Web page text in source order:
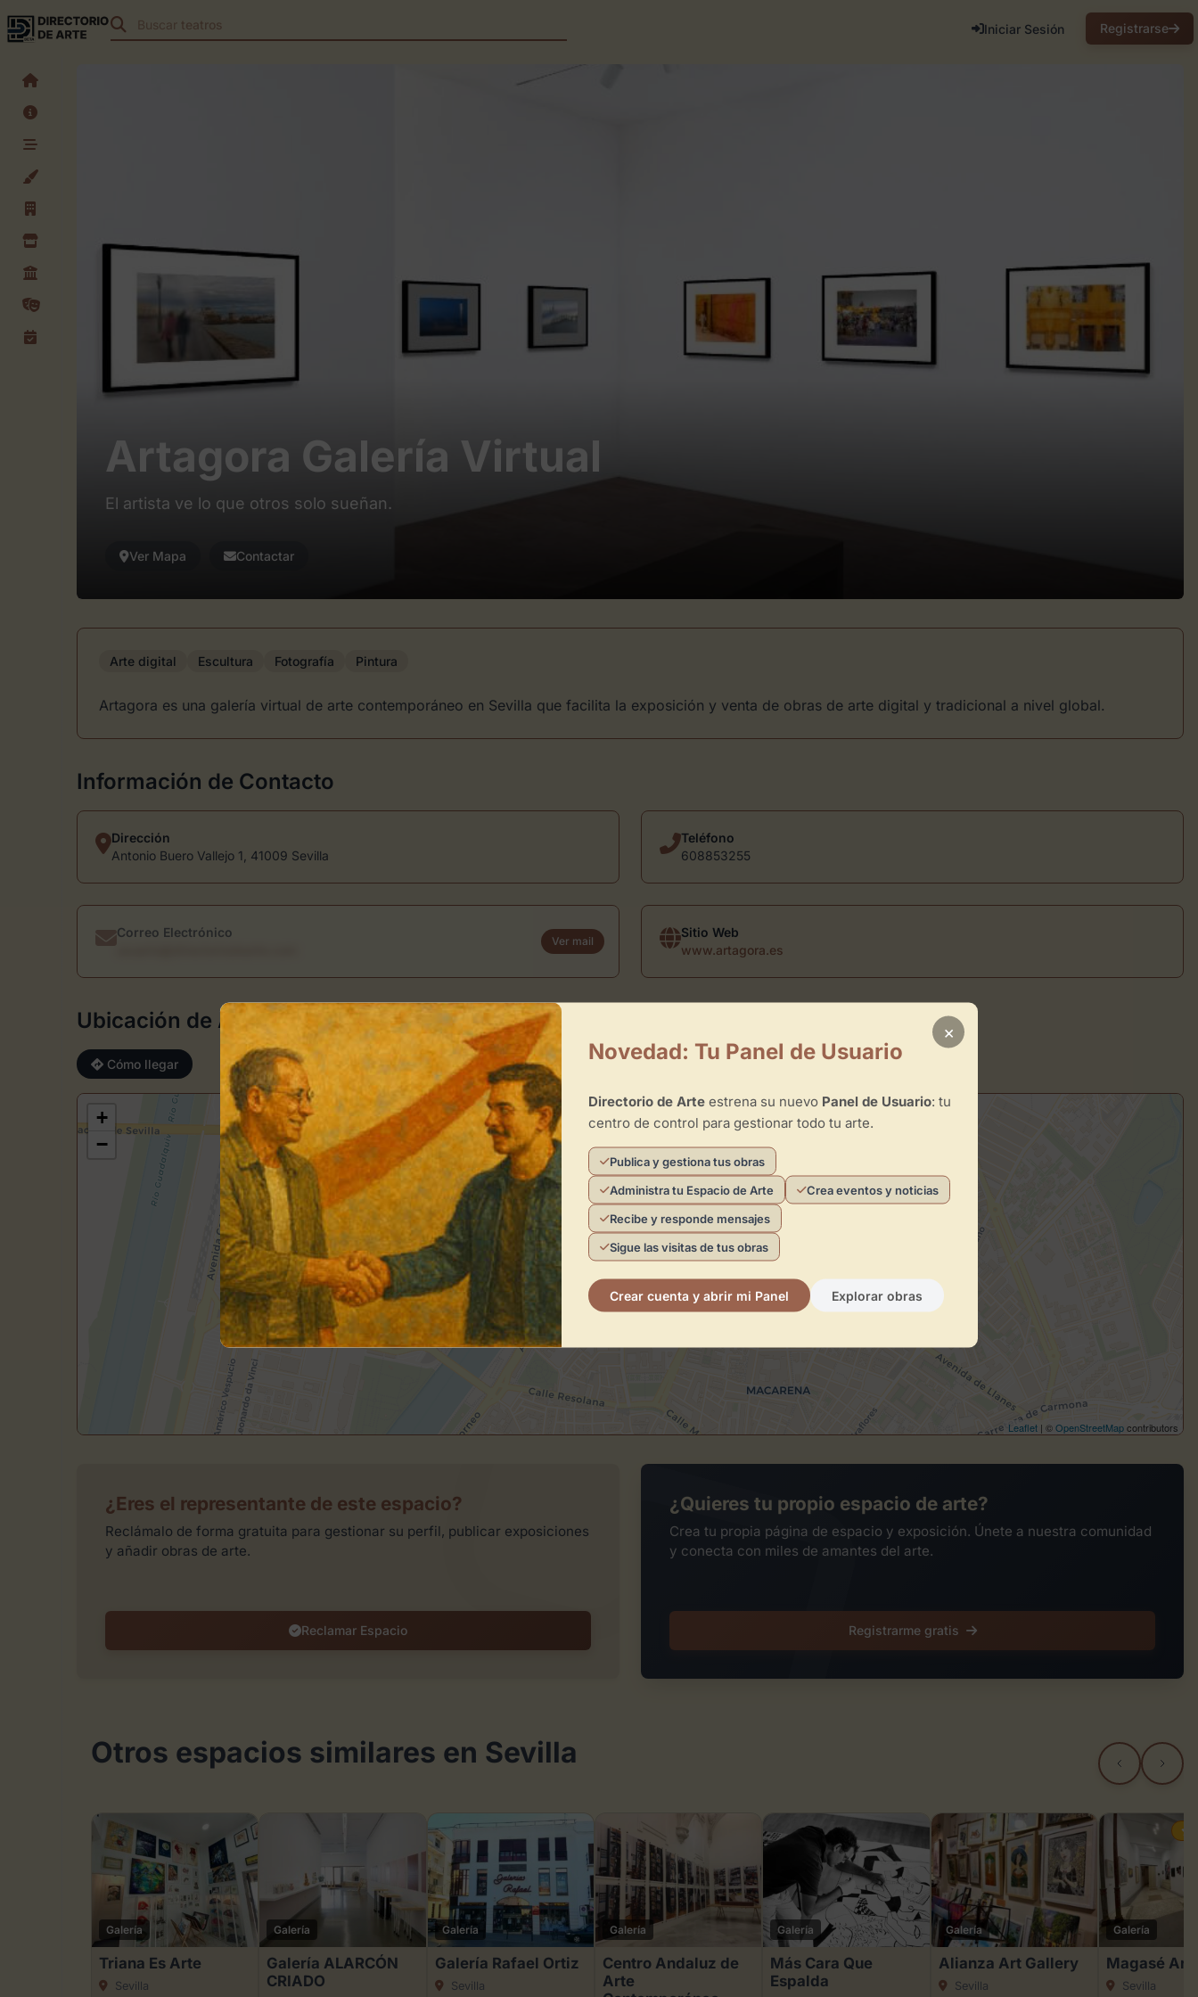
Buscar teatros Iniciar Sesión Registrarse
Artagora Galería Virtual
El artista ve lo que otros solo sueñan.
Ver Mapa Contactar
Arte digital Escultura Fotografía Pintura
Artagora es una galería virtual de arte contemporáneo en Sevilla que facilita la exposición y venta de obras de arte digital y tradicional a nivel global.
Información de Contacto
Dirección
Antonio Buero Vallejo 1, 41009 Sevilla
Teléfono
608853255
Correo Electrónico
Ver mail
Sitio Web
www.artagora.es
Ubicación de Artagora Galería Virtual
Cómo llegar
Artagora Galería Virtual
×
+
−
Leaflet | ©OpenStreetMapcontributors
¿Eres el representante de este espacio?
Reclámalo de forma gratuita para gestionar su perfil, publicar exposiciones
y añadir obras de arte.
Reclamar Espacio
¿Quieres tu propio espacio de arte?
Crea tu propia página de espacio y exposición. Únete a nuestra comunidad
y conecta con miles de amantes del arte.
Registrarme gratis
Otros espacios similares en Sevilla
Galería
Triana Es Arte
Sevilla
Galería
Galería ALARCÓN
CRIADO
Galería
Galería Rafael Ortiz
Sevilla
Galería
Centro Andaluz de
Arte
Galería
Más Cara Que
Espalda
Galería
Alianza Art Gallery
Sevilla
Galería
Magasé Art
Sevilla
×
Novedad: Tu Panel de Usuario
Directorio de Arteestrena su nuevo Panel de Usuario: tu
centro de control para gestionar todo tu arte.
Publica y gestiona tus obras
Administra tu Espacio de Arte
Crea eventos y noticias
Recibe y responde mensajes
Sigue las visitas de tus obras
Crear cuenta y abrir mi Panel Explorar obras